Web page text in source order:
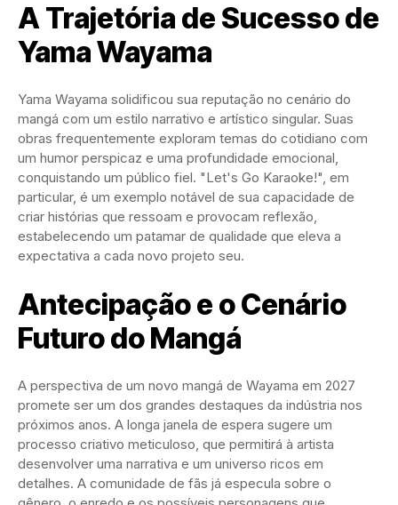
A Trajetória de Sucesso de
Yama Wayama
Yama Wayama solidificou sua reputação no cenário do
mangá com um estilo narrativo e artístico singular. Suas
obras frequentemente exploram temas do cotidiano com
um humor perspicaz e uma profundidade emocional,
conquistando um público fiel. "Let's Go Karaoke!", em
particular, é um exemplo notável de sua capacidade de
criar histórias que ressoam e provocam reflexão,
estabelecendo um patamar de qualidade que eleva a
expectativa a cada novo projeto seu.
Antecipação e o Cenário
Futuro do Mangá
A perspectiva de um novo mangá de Wayama em 2027
promete ser um dos grandes destaques da indústria nos
próximos anos. A longa janela de espera sugere um
processo criativo meticuloso, que permitirá à artista
desenvolver uma narrativa e um universo ricos em
detalhes. A comunidade de fãs já especula sobre o